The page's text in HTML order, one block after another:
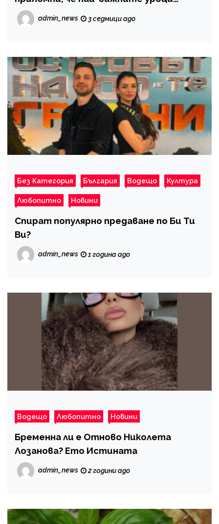
понякога се случват извън класната
стая
admin_news 3 седмици ago
Без Категория България Водещо Култура
Любопитно Новини
Спират популярно предаване по Би Ти
Ви?
admin_news 1 година ago
Водещо Любопитно Новини
Бременна ли е Отново Николета
Лозанова? Ето Истината
admin_news 2 години ago